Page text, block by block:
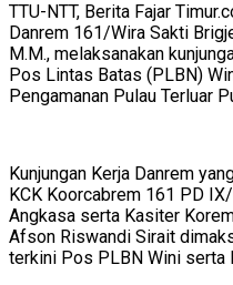
TTU-NTT, Berita Fajar
Danrem 161/Wira Sakti
M.M., melaksanakan
Pos Lintas Batas (PLBN)
Pengamanan Pulau Terluar
Kunjungan Kerja Danrem
KCK Koorcabrem 161 PD
Angkasa serta Kasiter
Afson Riswandi Sirait
terkini Pos PLBN Wini serta